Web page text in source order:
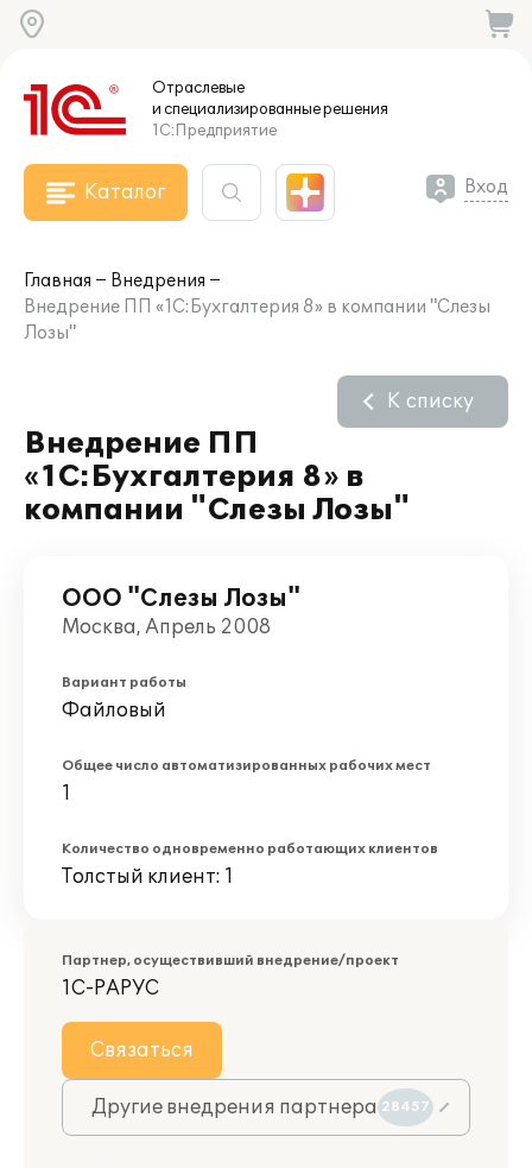
Отраслевые
и специализированныерешения
1С:Предприятие
Каталог Вход
Главная
Внедрения
Внедрение ПП «1С:Бухгалтерия 8» в компании "Слезы
Лозы"
Внедрение ПП
«1С:Бухгалтерия 8» в
компании "Слезы Лозы"
К списку
ООО "Слезы Лозы"
Москва, Апрель 2008
Вариант работы
Файловый
Общее число автоматизированных рабочих мест
1
Количество одновременно работающих клиентов
Толстый клиент: 1
Партнер, осуществивший внедрение/проект
1С-РАРУС
Связаться
Другие внедрения партнера 28457